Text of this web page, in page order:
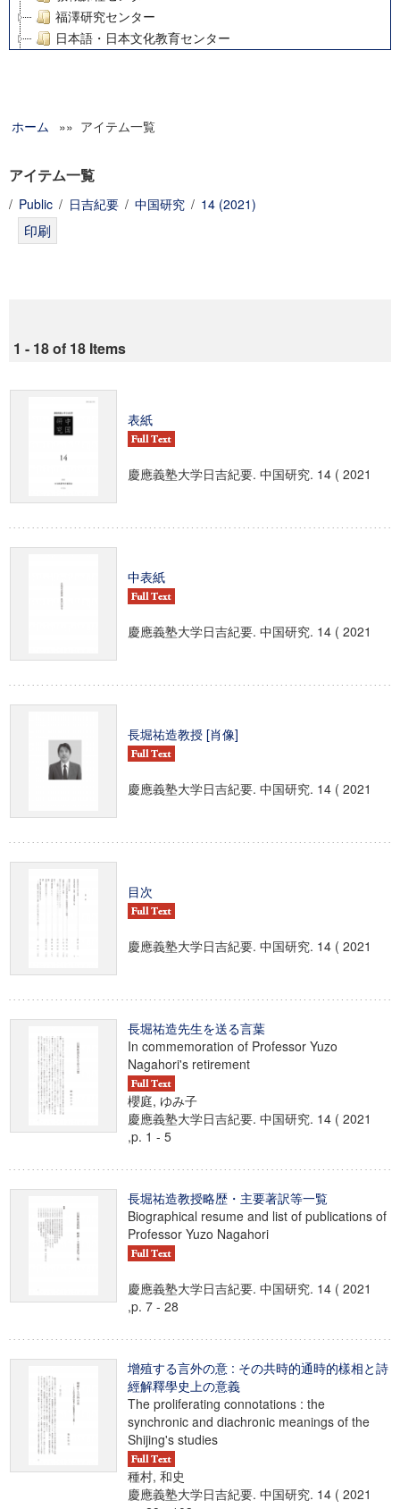
福澤研究センター
日本語・日本文化教育センター
グローバルリサーチインスティテュート
科学研究費補助金研究成果報告書
慶應義塾大学グローバルCOEプログラム市民社会ガバナンス
ホーム »» アイテム一覧
アイテム一覧
/ Public / 日吉紀要 / 中国研究 / 14 (2021)
1 - 18 of 18 Items
表紙
慶應義塾大学日吉紀要. 中国研究. 14 ( 2021
中表紙
慶應義塾大学日吉紀要. 中国研究. 14 ( 2021
長堀祐造教授 [肖像]
慶應義塾大学日吉紀要. 中国研究. 14 ( 2021
目次
慶應義塾大学日吉紀要. 中国研究. 14 ( 2021
長堀祐造先生を送る言葉
In commemoration of Professor Yuzo
Nagahori's retirement
櫻庭, ゆみ子
慶應義塾大学日吉紀要. 中国研究. 14 ( 2021
,p. 1 - 5
長堀祐造教授略歴・主要著訳等一覧
Biographical resume and list of publications of
Professor Yuzo Nagahori
慶應義塾大学日吉紀要. 中国研究. 14 ( 2021
,p. 7 - 28
增殖する言外の意 : その共時的通時的樣相と詩
經解釋學史上の意義
The proliferating connotations : the
synchronic and diachronic meanings of the
Shijing's studies
種村, 和史
慶應義塾大学日吉紀要. 中国研究. 14 ( 2021